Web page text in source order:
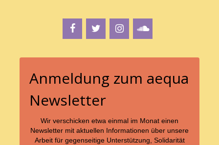
n
Anmeldung zum aequa
Newsletter
Wir verschicken etwa einmal im Monat einen
Newsletter mit aktuellen Informationen über unsere
Arbeit für gegenseitige Unterstützung, Solidarität